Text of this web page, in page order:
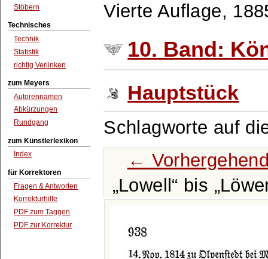
Stöbern
Technisches
Technik
Statistik
richtig Verlinken
zum Meyers
Autorennamen
Abkürzungen
Rundgang
zum Künstlerlexikon
Index
für Korrektoren
Fragen & Antworten
Korrekturhilfe
PDF zum Taggen
PDF zur Korrektur
Vierte Auflage,
10. Band:
Hauptstück
Schlagworte auf
←
Lowell
bis